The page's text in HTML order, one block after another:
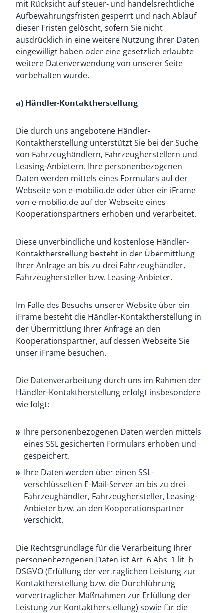
mit Rücksicht auf steuer- und handelsrechtliche
Aufbewahrungsfristen gesperrt und nach Ablauf
dieser Fristen gelöscht, sofern Sie nicht
ausdrücklich in eine weitere Nutzung Ihrer Daten
eingewilligt haben oder eine gesetzlich erlaubte
weitere Datenverwendung von unserer Seite
vorbehalten wurde.
a) Händler-Kontaktherstellung
Die durch uns angebotene Händler-
Kontaktherstellung unterstützt Sie bei der Suche
von Fahrzeughändlern, Fahrzeugherstellern und
Leasing-Anbietern. Ihre personenbezogenen
Daten werden mittels eines Formulars auf der
Webseite von e-mobilio.de oder über ein iFrame
von e-mobilio.de auf der Webseite eines
Kooperationspartners erhoben und verarbeitet.
Diese unverbindliche und kostenlose Händler-
Kontaktherstellung besteht in der Übermittlung
Ihrer Anfrage an bis zu drei Fahrzeughändler,
Fahrzeughersteller bzw. Leasing-Anbieter.
Im Falle des Besuchs unserer Website über ein
iFrame besteht die Händler-Kontaktherstellung in
der Übermittlung Ihrer Anfrage an den
Kooperationspartner, auf dessen Webseite Sie
unser iFrame besuchen.
Die Datenverarbeitung durch uns im Rahmen der
Händler-Kontaktherstellung erfolgt insbesondere
wie folgt:
Ihre personenbezogenen Daten werden mittels
eines SSL gesicherten Formulars erhoben und
gespeichert.
Ihre Daten werden über einen SSL-
verschlüsselten E-Mail-Server an bis zu drei
Fahrzeughändler, Fahrzeughersteller, Leasing-
Anbieter bzw. an den Kooperationspartner
verschickt.
Die Rechtsgrundlage für die Verarbeitung Ihrer
personenbezogenen Daten ist Art. 6 Abs. 1 lit. b
DSGVO (Erfüllung der vertraglichen Leistung zur
Kontaktherstellung bzw. die Durchführung
vorvertraglicher Maßnahmen zur Erfüllung der
Leistung zur Kontaktherstellung) sowie für die